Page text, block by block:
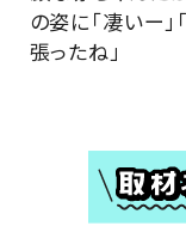
の姿に「凄いー」
張ったね」